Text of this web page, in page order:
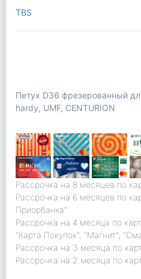
TBS
Петух D36 фрезерованный
hardy, UMF, CENTURION
Рассрочка на 8 месяцев по
Рассрочка на 6 месяцев по
Приорбанка"
Рассрочка на 4 месяца по
"Карта Покупок", "Магнит",
Рассрочка на 3 месяца по
Рассрочка на 2 месяца по